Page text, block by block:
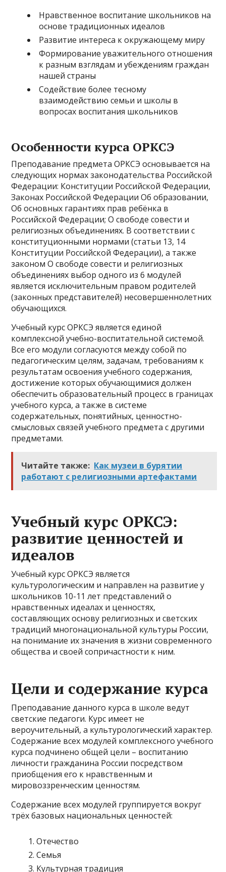
Нравственное воспитание школьников на
основе традиционных идеалов
Развитие интереса к окружающему миру
Формирование уважительного отношения
к разным взглядам и убеждениям граждан
нашей страны
Содействие более тесному
взаимодействию семьи и школы в
вопросах воспитания школьников
Особенности курса ОРКСЭ
Преподавание предмета ОРКСЭ основывается на
следующих нормах законодательства Российской
Федерации: Конституции Российской Федерации,
Законах Российской Федерации Об образовании,
Об основных гарантиях прав ребёнка в
Российской Федерации; О свободе совести и
религиозных объединениях. В соответствии с
конституционными нормами (статьи 13, 14
Конституции Российской Федерации), а также
законом О свободе совести и религиозных
объединениях выбор одного из 6 модулей
является исключительным правом родителей
(законных представителей) несовершеннолетних
обучающихся.
Учебный курс ОРКСЭ является единой
комплексной учебно-воспитательной системой.
Все его модули согласуются между собой по
педагогическим целям, задачам, требованиям к
результатам освоения учебного содержания,
достижение которых обучающимися должен
обеспечить образовательный процесс в границах
учебного курса, а также в системе
содержательных, понятийных, ценностно-
смысловых связей учебного предмета с другими
предметами.
Читайте также: Как музеи в бурятии
работают с религиозными артефактами
Учебный курс ОРКСЭ:
развитие ценностей и
идеалов
Учебный курс ОРКСЭ является
культурологическим и направлен на развитие у
школьников 10-11 лет представлений о
нравственных идеалах и ценностях,
составляющих основу религиозных и светских
традиций многонациональной культуры России,
на понимание их значения в жизни современного
общества и своей сопричастности к ним.
Цели и содержание курса
Преподавание данного курса в школе ведут
светские педагоги. Курс имеет не
вероучительный, а культурологический характер.
Содержание всех модулей комплексного учебного
курса подчинено общей цели – воспитанию
личности гражданина России посредством
приобщения его к нравственным и
мировоззренческим ценностям.
Содержание всех модулей группируется вокруг
трёх базовых национальных ценностей:
Отечество
Семья
Культурная традиция